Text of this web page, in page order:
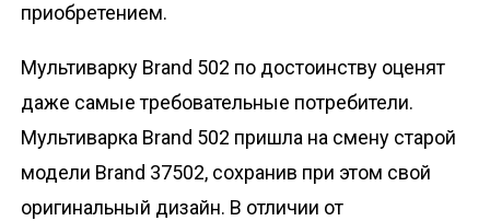
приобретением.
Мультиварку Brand 502 по достоинству оценят
даже самые требовательные потребители.
Мультиварка Brand 502 пришла на смену старой
модели Brand 37502, сохранив при этом свой
оригинальный дизайн. В отличии от